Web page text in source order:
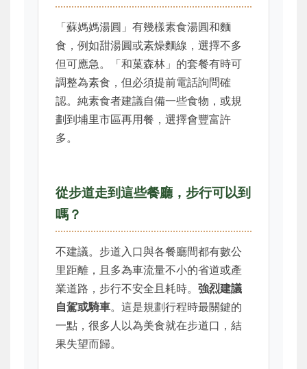
「蘇媽媽湯圓」有幾樣素食湯圓和麵
食，例如甜湯圓或素燥麵線，選擇不多
但可應急。「和菓森林」的套餐有時可
調整為素食，但必須提前電話詢問確
認。純素食者建議自備一些食物，或規
劃到埔里市區再用餐，選擇會豐富許
多。
從步道走到這些餐廳，步行可以到
嗎？
不建議。步道入口與各餐廳間都有數公
里距離，且多為車流量不小的省道或產
業道路，步行不安全且耗時。 強烈建議
自駕或騎車。這是規劃行程時最關鍵的
一點，很多人以為美食就在步道口，結
果失望而歸。